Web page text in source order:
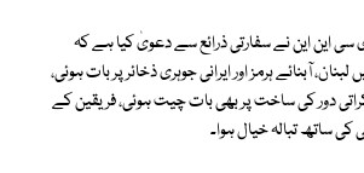
این این نے سفارتی ذرائع سے دعویٰ کیا ہے کہ
آبنائے ہرمز اور ایرانی جوہری ذخائر پر بات ہوئی،
60 روزہ مذاکراتی دور کی ساخت پر بھی بات چیت ہوئی، فریقین کے
ساتھ تبالہ خیال ہوا۔